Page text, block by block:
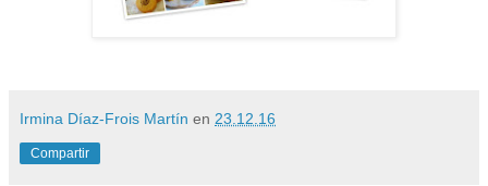
Irmina Díaz-Frois Martín en 23.12.16
Compartir